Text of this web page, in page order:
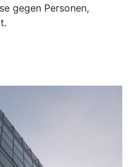
gegen Personen,